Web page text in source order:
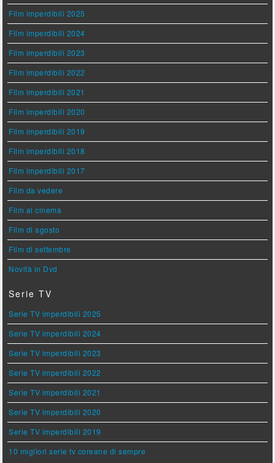
Film imperdibili 2025
Film imperdibili 2024
Film imperdibili 2023
Film imperdibili 2022
Film imperdibili 2021
Film imperdibili 2020
Film imperdibili 2019
Film imperdibili 2018
Film imperdibili 2017
Film da vedere
Film al cinema
Film di agosto
Film di settembre
Novità in Dvd
Serie TV
Serie TV imperdibili 2025
Serie TV imperdibili 2024
Serie TV imperdibili 2023
Serie TV imperdibili 2022
Serie TV imperdibili 2021
Serie TV imperdibili 2020
Serie TV imperdibili 2019
10 migliori serie tv coreane di sempre